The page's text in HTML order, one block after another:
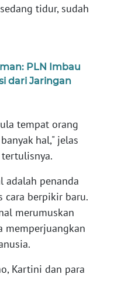
tidur, sudah
PLN Imbau
dari Jaringan
tempat orang
hal," jelas
adalah penanda
cara berpikir baru.
merumuskan
memperjuangkan
Kartini dan para